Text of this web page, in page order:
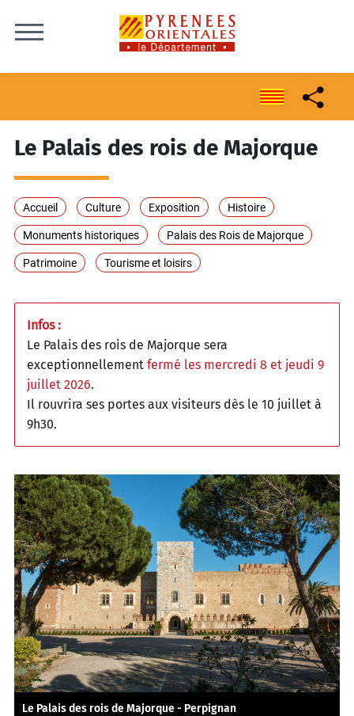
Le Palais des rois de Majorque
Accueil Culture Exposition Histoire
Monuments historiques Palais des Rois de Majorque
Patrimoine Tourisme et loisirs
Infos :
Le Palais des rois de Majorque sera
exceptionnellement fermé les mercredi 8 et jeudi 9
juillet 2026.
Il rouvrira ses portes aux visiteurs dès le 10 juillet à
9h30.
Le Palais des rois de Majorque - Perpignan